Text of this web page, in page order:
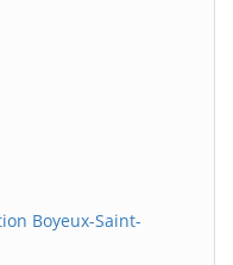
Boyeux-Saint-